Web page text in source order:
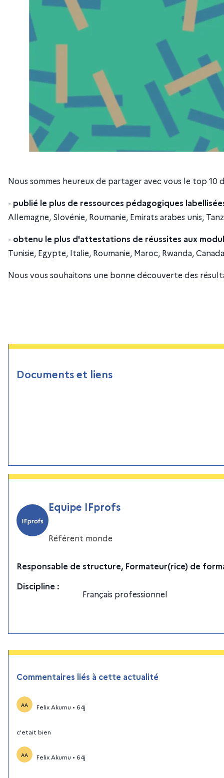
Nous sommes heureux de partager avec vous le top 10
- publié le plus de ressources pédagogiques
Allemagne, Slovénie, Roumanie, Emirats arabes unis,
- obtenu le plus d'attestations de réussites aux
Tunisie, Egypte, Italie, Roumanie, Maroc, Rwanda,
Nous vous souhaitons une bonne découverte des
Documents et liens
Equipe IFprofs
Référent monde
Responsable de structure, Formateur(rice) de
Discipline :
Français professionnel
Commentaires liés à cette actualité
AA Felix Akumu • 64j
c'etait bien
AA Felix Akumu • 64j